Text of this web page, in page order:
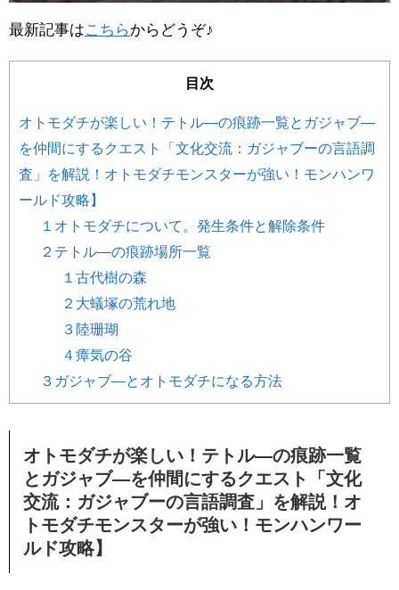
最新記事はこちらからどうぞ♪
目次
オトモダチが楽しい！テトル―の痕跡一覧とガジャブ―
を仲間にするクエスト「文化交流：ガジャブーの言語調
査」を解説！オトモダチモンスターが強い！モンハンワ
ールド攻略】
１オトモダチについて。発生条件と解除条件
２テトル―の痕跡場所一覧
１古代樹の森
２大蟻塚の荒れ地
３陸珊瑚
４瘴気の谷
３ガジャブ―とオトモダチになる方法
オトモダチが楽しい！テトル―の痕跡一覧
とガジャブ―を仲間にするクエスト「文化
交流：ガジャブーの言語調査」を解説！オ
トモダチモンスターが強い！モンハンワー
ルド攻略】